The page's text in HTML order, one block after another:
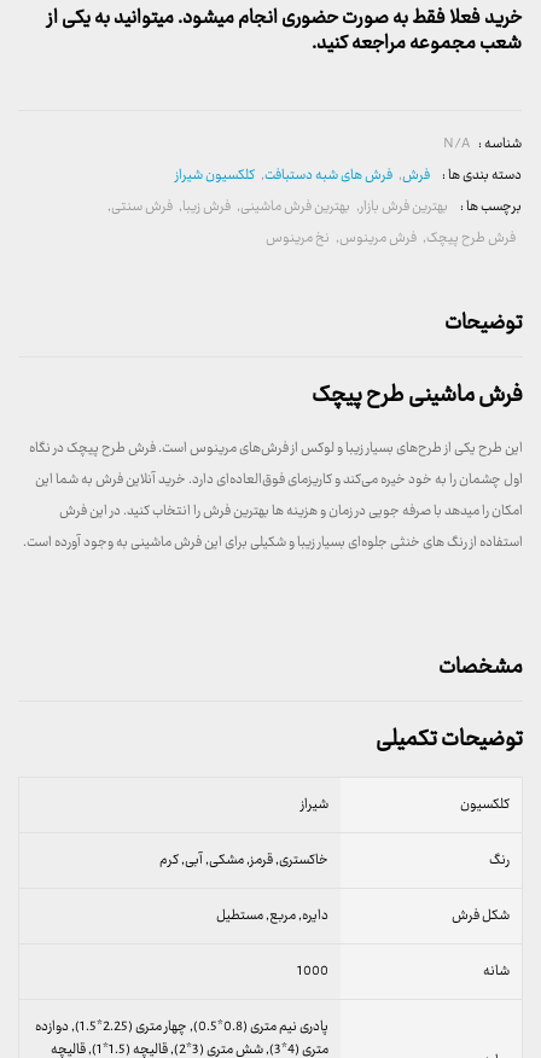
خرید فعلا فقط به صورت حضوری انجام میشود. میتوانید به یکی از
شعب مجموعه مراجعه کنید.
شناسه : N/A
دسته بندی ها : فرش, فرش های شبه دستبافت, کلکسیون شیراز
برچسب ها : بهترین فرش بازار, بهترین فرش ماشینی, فرش زیبا, فرش سنتی,
فرش طرح پیچک, فرش مرینوس, نخ مرینوس
توضیحات
فرش ماشینی طرح پیچک
این طرح یکی از طرح‌های بسیار زیبا و لوکس از فرش‌های مرینوس است. فرش طرح پیچک در نگاه
اول چشمان را به خود خیره می‌کند و کاریزمای فوق‌العاده‌ای دارد. خرید آنلاین فرش به شما این
امکان را میدهد با صرفه جویی در زمان و هزینه ها بهترین فرش را انتخاب کنید. در این فرش
استفاده از رنگ های خنثی جلوه‌ای بسیار زیبا و شکیلی برای این فرش ماشینی به وجود آورده است.
مشخصات
توضیحات تکمیلی
کلکسیون شیراز
رنگ خاکستری, قرمز, مشکی, آبی, کرم
شکل فرش دایره, مربع, مستطیل
شانه 1000
پادری نیم متری (0.8*0.5), چهار متری (2.25*1.5), دوازده
متری (4*3), شش متری (3*2), قالیچه (1.5*1), قالیچه